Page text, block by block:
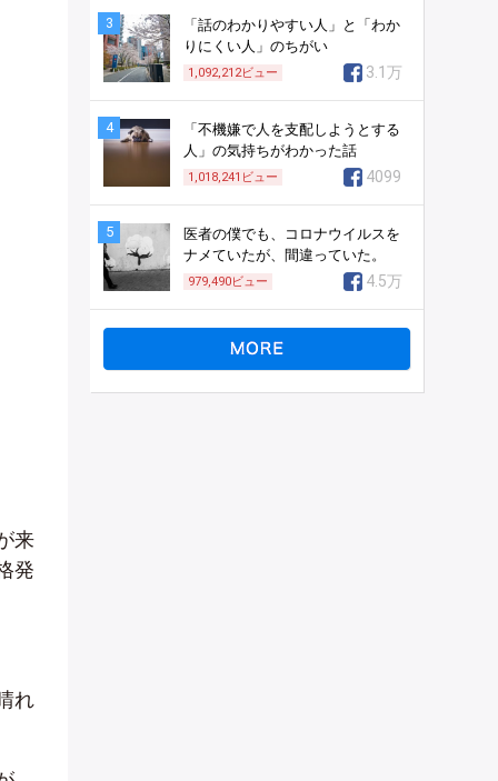
来
発
れ
3
「話のわかりやすい人」と「わか
りにくい人」のちがい
1,092,212ビュー 3.1万
4
「不機嫌で人を支配しようとする
人」の気持ちがわかった話
1,018,241 ビュー 4099
5
医者の僕でも、コロナウイルスを
ナメていたが、間違っていた。
979,490ビュー 4.5万